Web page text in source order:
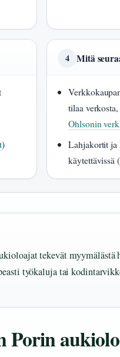
)
4 Mitä
tilaa
Ohlsonin
Lahjakortit ja
käytettävissä (
tekevät myymälästä
työkaluja tai
Porin